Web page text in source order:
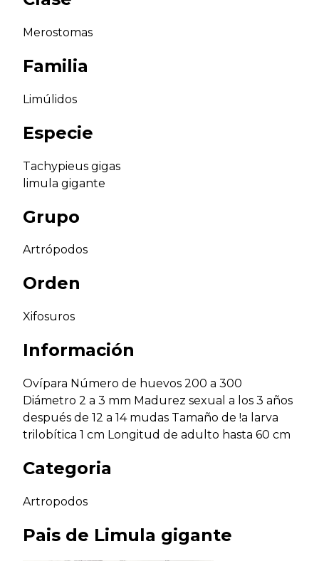
Merostomas
Familia
Limúlidos
Especie
Tachypieus gigas
limula gigante
Grupo
Artrópodos
Orden
Xifosuros
Información
Ovípara Número de huevos 200 a 300
Diámetro 2 a 3 mm Madurez sexual a los 3 años
después de 12 a 14 mudas Tamaño de !a larva
trilobítica 1 cm Longitud de adulto hasta 60 cm
Categoria
Artropodos
Pais de Limula gigante